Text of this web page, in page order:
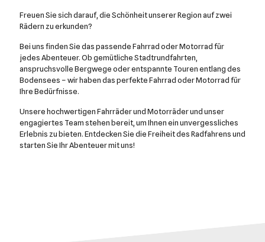
Freuen Sie sich darauf, die Schönheit unserer Region auf zwei
Rädern zu erkunden?
Bei uns finden Sie das passende Fahrrad oder Motorrad für
jedes Abenteuer. Ob gemütliche Stadtrundfahrten,
anspruchsvolle Bergwege oder entspannte Touren entlang des
Bodensees – wir haben das perfekte Fahrrad oder Motorrad für
Ihre Bedürfnisse.
Unsere hochwertigen Fahrräder und Motorräder und unser
engagiertes Team stehen bereit, um Ihnen ein unvergessliches
Erlebnis zu bieten. Entdecken Sie die Freiheit des Radfahrens und
starten Sie Ihr Abenteuer mit uns!